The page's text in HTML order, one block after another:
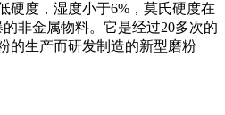
硬度，湿度小于6%，莫氏硬度在
非金属物料。它是经过20多次的
的生产而研发制造的新型磨粉